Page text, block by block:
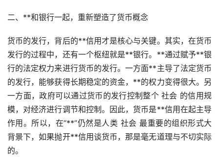
二、**和银行一起，重新塑造了货币概念
货币的发行，背后的**信用才是核心与关键。其实，在货币
发行的过程中，还有一个枢纽就是**银行。**通过赋予**银
行的法定权力来进行货币的发行。一方面**主导了法定货币
的发行，能够获得长期稳定的资金，**的权力变得很大。另
一方面，政府可以通过货币的发行控制整个 社会 的信用规
模，对经济进行调节和控制。因此，货币是**信用在起主导
作用。所以，在“**”仍然是人类 社会 最重要的组织形式大
背景下，如果抛开**信用谈货币，那是毫无道理与不切实际
的。